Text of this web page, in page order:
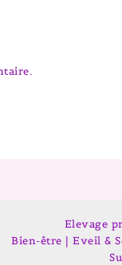
Elevage
Bien-être | Eveil &